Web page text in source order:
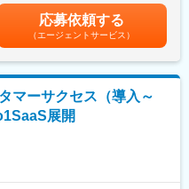
JavaScript
、Tableau / Looker Studio
ョン管理）、Jira /
ト管理）
して運用する
改善など、必須機能の開発以外
組む
を前提に信頼性の高いサービス
プリケーションからインフラま
個人情報の除去、アクセス制
考慮の上決定します。賃金はあ
を通じて上下する可能性があり
た表記です。
応募依頼する
（エージェントサービス）
マーサクセス（導入～
展開